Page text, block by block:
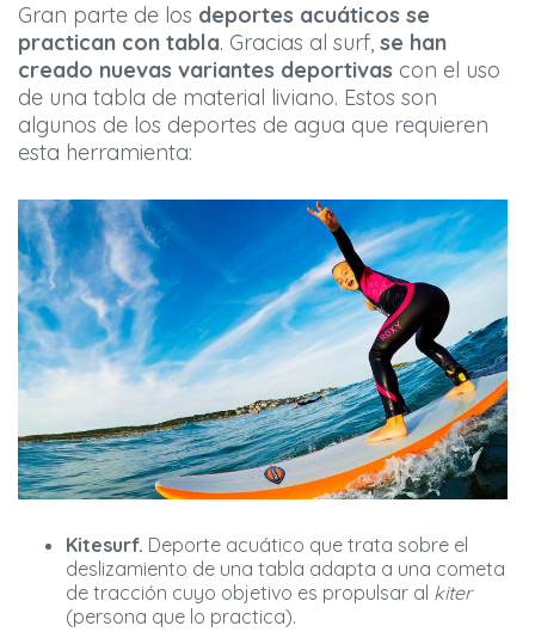
Gran parte de los deportes acuáticos se
practican con tabla. Gracias al surf, se han
creado nuevas variantes deportivas con el uso
de una tabla de material liviano. Estos son
algunos de los deportes de agua que requieren
esta herramienta:
Kitesurf. Deporte acuático que trata sobre el
deslizamiento de una tabla adapta a una cometa
de tracción cuyo objetivo es propulsar al kiter
(persona que lo practica).